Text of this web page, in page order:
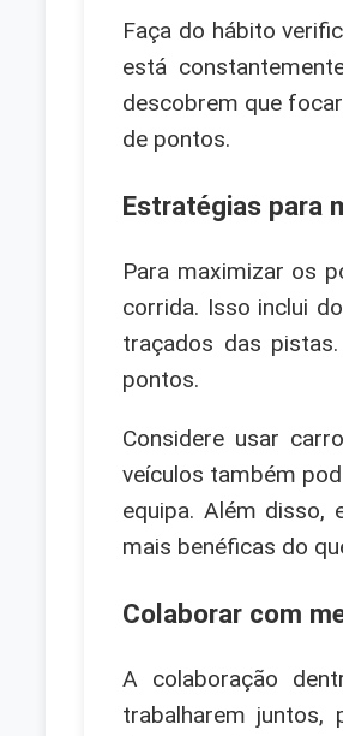
Faça do hábito
está
descobrem que
de pontos.
Estratégias para
Para maximizar os
corrida. Isso inclui
traçados das
pontos.
Considere usar
veículos também
equipa. Além disso,
mais benéficas do
Colaborar com
A colaboração
trabalharem juntos,